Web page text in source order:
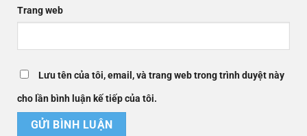
Trang web
Lưu tên của tôi, email, và trang web trong trình duyệt này
cho lần bình luận kế tiếp của tôi.